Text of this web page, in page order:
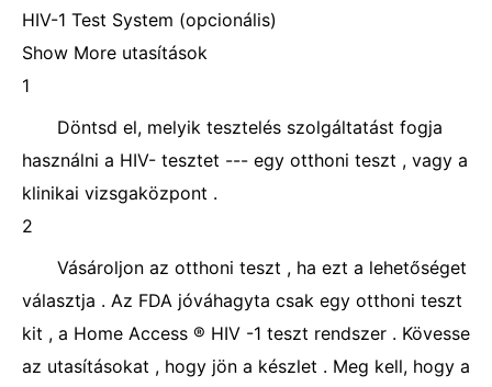
HIV-1 Test System (opcionális)
Show More utasítások
1
Döntsd el, melyik tesztelés szolgáltatást fogja
használni a HIV- tesztet --- egy otthoni teszt , vagy a
klinikai vizsgaközpont .
2
Vásároljon az otthoni teszt , ha ezt a lehetőséget
választja . Az FDA jóváhagyta csak egy otthoni teszt
kit , a Home Access ® HIV -1 teszt rendszer . Kövesse
az utasításokat , hogy jön a készlet . Meg kell, hogy a